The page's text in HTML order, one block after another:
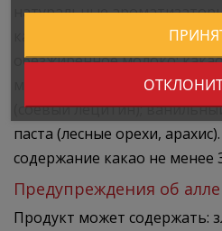
натуральные
какао-масло; подсластитель
обезжиренное молоко;
молоко в порошке;
(соевый лецитин);
паста (лесные орехи,
содержание какао не менее
Предупреждения об
Продукт может содержать: